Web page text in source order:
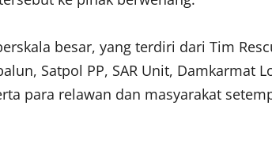
besar, yang terdiri dari Tim
Satpol PP, SAR Unit, Damkarmat
para relawan dan masyarakat